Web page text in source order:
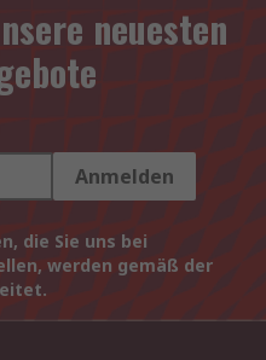
neuesten
Anmelden
die Sie uns bei
werden gemäß der